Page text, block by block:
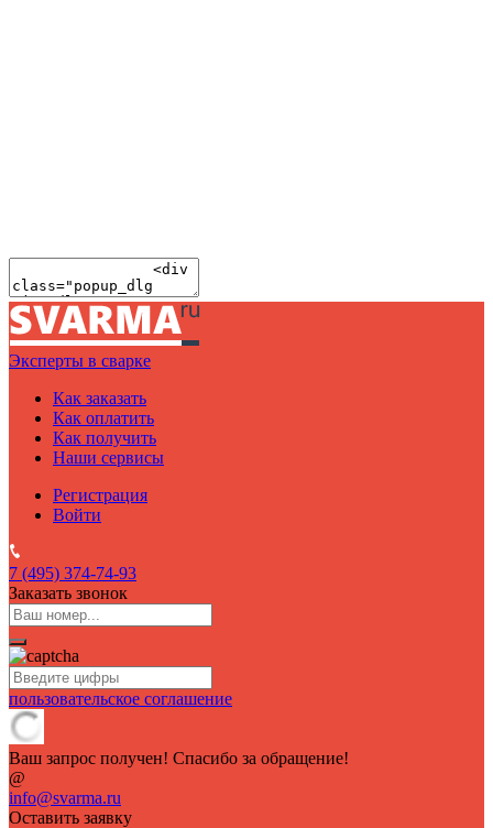
Эксперты в сварке
Как заказать
Как оплатить
Как получить
Наши сервисы
Регистрация
Войти
7 (495) 374-74-93
Заказать звонок
пользовательское соглашение
Ваш запрос получен! Спасибо за обращение!
@
info@svarma.ru
Оставить заявку